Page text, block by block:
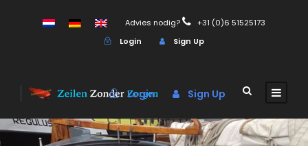
Advies nodig?
+31 (0)6 51525173
Login
Sign Up
Login Sign Up